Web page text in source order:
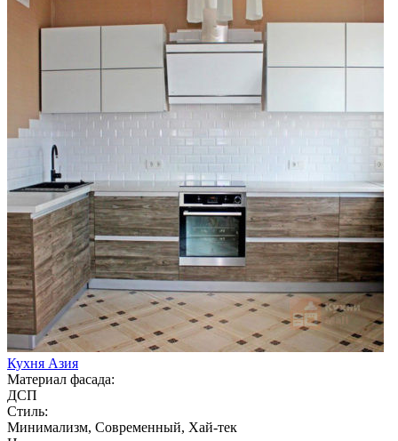
Кухня Азия
Материал фасада:
ДСП
Стиль:
Минимализм, Современный, Хай-тек